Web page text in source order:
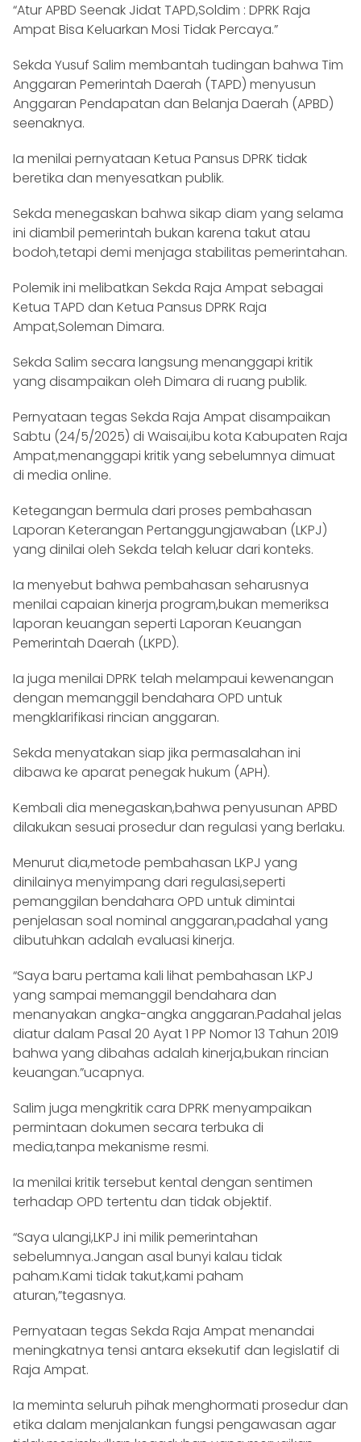
“Atur APBD Seenak Jidat TAPD,Soldim : DPRK Raja
Ampat Bisa Keluarkan Mosi Tidak Percaya.”
Sekda Yusuf Salim membantah tudingan bahwa Tim
Anggaran Pemerintah Daerah (TAPD) menyusun
Anggaran Pendapatan dan Belanja Daerah (APBD)
seenaknya.
Ia menilai pernyataan Ketua Pansus DPRK tidak
beretika dan menyesatkan publik.
Sekda menegaskan bahwa sikap diam yang selama
ini diambil pemerintah bukan karena takut atau
bodoh,tetapi demi menjaga stabilitas pemerintahan.
Polemik ini melibatkan Sekda Raja Ampat sebagai
Ketua TAPD dan Ketua Pansus DPRK Raja
Ampat,Soleman Dimara.
Sekda Salim secara langsung menanggapi kritik
yang disampaikan oleh Dimara di ruang publik.
Pernyataan tegas Sekda Raja Ampat disampaikan
Sabtu (24/5/2025) di Waisai,ibu kota Kabupaten Raja
Ampat,menanggapi kritik yang sebelumnya dimuat
di media online.
Ketegangan bermula dari proses pembahasan
Laporan Keterangan Pertanggungjawaban (LKPJ)
yang dinilai oleh Sekda telah keluar dari konteks.
Ia menyebut bahwa pembahasan seharusnya
menilai capaian kinerja program,bukan memeriksa
laporan keuangan seperti Laporan Keuangan
Pemerintah Daerah (LKPD).
Ia juga menilai DPRK telah melampaui kewenangan
dengan memanggil bendahara OPD untuk
mengklarifikasi rincian anggaran.
Sekda menyatakan siap jika permasalahan ini
dibawa ke aparat penegak hukum (APH).
Kembali dia menegaskan,bahwa penyusunan APBD
dilakukan sesuai prosedur dan regulasi yang berlaku.
Menurut dia,metode pembahasan LKPJ yang
dinilainya menyimpang dari regulasi,seperti
pemanggilan bendahara OPD untuk dimintai
penjelasan soal nominal anggaran,padahal yang
dibutuhkan adalah evaluasi kinerja.
“Saya baru pertama kali lihat pembahasan LKPJ
yang sampai memanggil bendahara dan
menanyakan angka-angka anggaran.Padahal jelas
diatur dalam Pasal 20 Ayat 1 PP Nomor 13 Tahun 2019
bahwa yang dibahas adalah kinerja,bukan rincian
keuangan.”ucapnya.
Salim juga mengkritik cara DPRK menyampaikan
permintaan dokumen secara terbuka di
media,tanpa mekanisme resmi.
Ia menilai kritik tersebut kental dengan sentimen
terhadap OPD tertentu dan tidak objektif.
“Saya ulangi,LKPJ ini milik pemerintahan
sebelumnya.Jangan asal bunyi kalau tidak
paham.Kami tidak takut,kami paham
aturan,”tegasnya.
Pernyataan tegas Sekda Raja Ampat menandai
meningkatnya tensi antara eksekutif dan legislatif di
Raja Ampat.
Ia meminta seluruh pihak menghormati prosedur dan
etika dalam menjalankan fungsi pengawasan agar